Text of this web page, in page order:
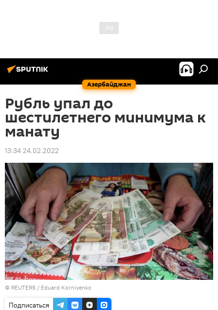
Азербайджан
Рубль упал до
шестилетнего минимума к
манату
13:34 24.02.2022
© REUTERS / Eduard Korniyenko
Подписаться